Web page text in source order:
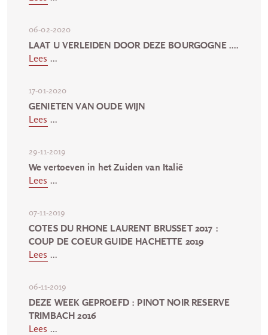
06-02-2020
LAAT U VERLEIDEN DOOR DEZE BOURGOGNE ....
Lees ...
17-01-2020
GENIETEN VAN OUDE WIJN
Lees ...
29-11-2019
We vertoeven in het Zuiden van Italië
Lees ...
07-11-2019
COTES DU RHONE LAURENT BRUSSET 2017 :
COUP DE COEUR GUIDE HACHETTE 2019
Lees ...
06-11-2019
DEZE WEEK GEPROEFD : PINOT NOIR RESERVE
TRIMBACH 2016
Lees ...